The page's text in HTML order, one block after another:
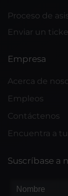
Proceso de
Enviar un
Empresa
Acerca de
Empleos
Contáctenos
Encuentra a
Suscríbase a